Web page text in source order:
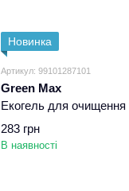
Новинка
Артикул: 99101287101
Green Max
Екогель для
283 грн
В наявності